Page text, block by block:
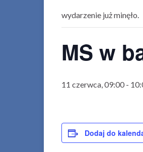
wydarzenie już minęło.
MS w
11 czerwca, 09:00 -
Dodaj do